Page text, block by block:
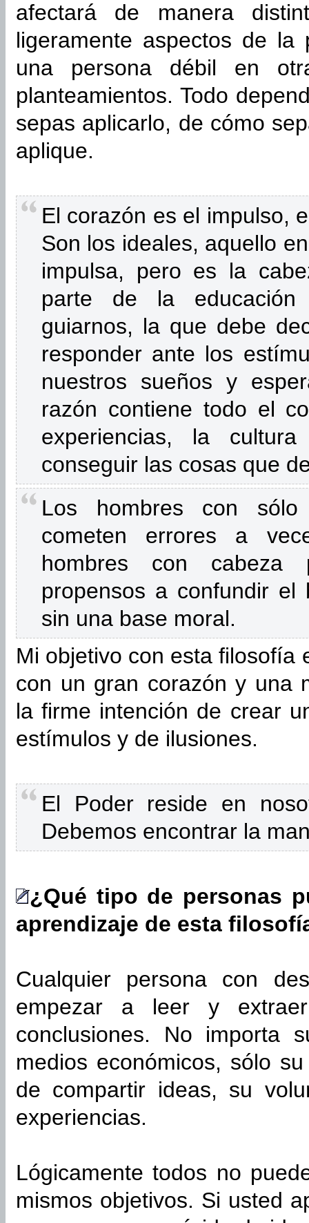
afectará de manera
ligeramente aspectos de la
una persona débil en
planteamientos. Todo
sepas aplicarlo, de cómo
aplique.
El corazón es el impulso,
Son los ideales, aquello
impulsa, pero es la
parte de la
guiarnos, la que debe
responder ante los
nuestros sueños y
razón contiene todo el
experiencias, la
conseguir las cosas que
Los hombres con
cometen errores a
hombres con
propensos a confundir
sin una base moral.
Mi objetivo con esta filosofía
con un gran corazón y una
la firme intención de crear
estímulos y de ilusiones.
El Poder reside en
Debemos encontrar la
¿Qué tipo de personas
aprendizaje de esta
Cualquier persona con
empezar a leer y
conclusiones. No importa
medios económicos, sólo
de compartir ideas, su
experiencias.
Lógicamente todos no
mismos objetivos. Si usted